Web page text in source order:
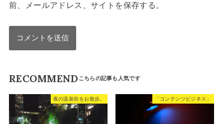
前、メールアドレス、サイトを保存する。
RECOMMEND
夜の温泉街をお散歩。 「コンテンツビジネス」